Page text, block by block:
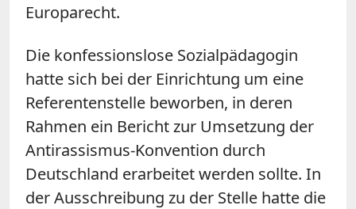
Europarecht.
Die konfessionslose Sozialpädagogin
hatte sich bei der Einrichtung um eine
Referentenstelle beworben, in deren
Rahmen ein Bericht zur Umsetzung der
Antirassismus-Konvention durch
Deutschland erarbeitet werden sollte. In
der Ausschreibung zu der Stelle hatte die